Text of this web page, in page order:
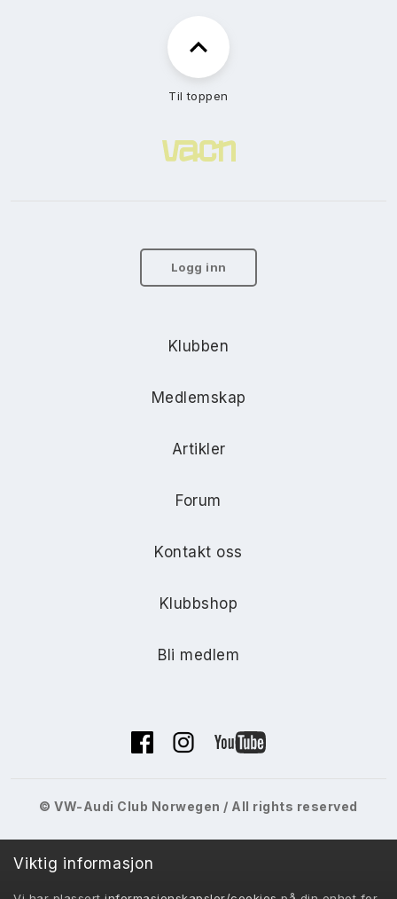
Til toppen
Logg inn
Klubben
Medlemskap
Artikler
Forum
Kontakt oss
Klubbshop
Bli medlem
© VW-Audi Club Norwegen / All rights reserved
Viktig informasjon